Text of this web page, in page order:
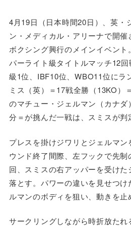
4月19日（日本時間20日）、英・
ン・メディカル・アリーナで開催
ボクシング興行のメインイベン
パーライト級タイトルマッチ12
級1位、IBF10位、WBO11位にラ
ミス（英）＝17戦全勝（13KO）
のマチュー・ジェルマン（カナダ
分＝が挑んだ一戦は、スミスが判
プレスを掛けジワリとジェルマ
ウンド終了間際、左フックで先
回、スミスの右アッパーを受け
落とす。パワーの違いを見せつけ
ルマンのボディを狙い、動きを止
サークリングしながら時折放た